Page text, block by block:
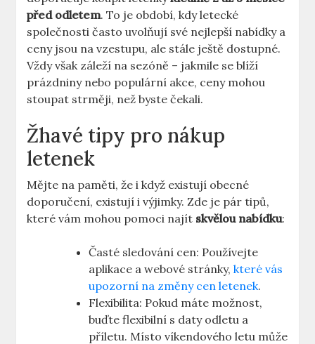
před odletem. To je období, kdy letecké
společnosti často uvolňují své nejlepší nabídky a
ceny jsou na vzestupu, ale stále ještě dostupné.
Vždy však záleží na sezóně – jakmile se blíží
prázdniny nebo populární akce, ceny mohou
stoupat strměji, než byste čekali.
Žhavé tipy pro nákup
letenek
Mějte na paměti, že i když existují obecné
doporučení, existují i výjimky. Zde je pár tipů,
které vám mohou pomoci najít skvělou nabídku:
Časté sledování cen: Používejte
aplikace a webové stránky,které vás
upozorní na změny cen letenek.
Flexibilita: Pokud máte možnost,
buďte flexibilní s daty odletu a
příletu. Místo víkendového letu může